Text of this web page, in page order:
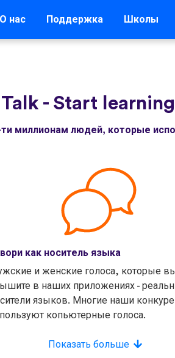
О нас Поддержка Школы
- Start
миллионам людей, которые
как носитель языка
и женские голоса, которые
в наших приложениях -
языков. Многие наши
копьютерные голоса.
Показать больше